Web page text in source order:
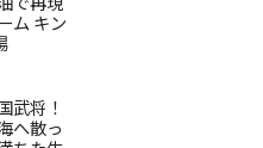
ム キン
武将！
へ散っ